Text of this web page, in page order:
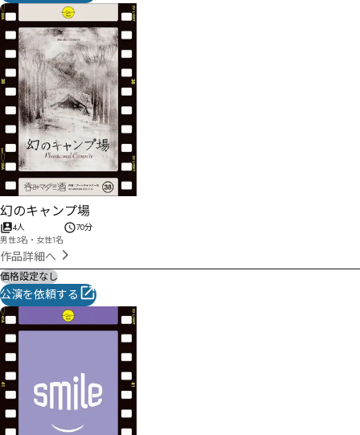
幻のキャンプ場
4人
男性3名・女性1名
70分
作品詳細へ
価格設定なし
公演を依頼する